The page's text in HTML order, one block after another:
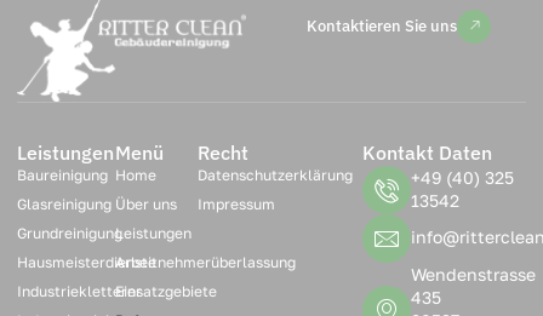
Kontaktieren Sie uns
Leistungen
Baureinigung
Glasreinigung
Grundreinigung
Hausmeisterdienste
Industriekletterer
Menü
Home
Über uns
Leistungen
Arbeitnehmerüberlassung
Einsatzgebiete
Recht
Datenschutzerklärung
Impressum
Kontakt Daten
+49 (40) 325
13542
Wendenstrasse
435